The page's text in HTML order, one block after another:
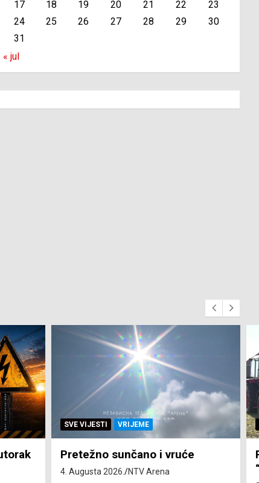
17
18 19 20 21 22
23
24
25 26 27 28 29
30
31
« jul
SVE VIJESTI ZEMLJA
Pravo na subvenciju za traktor
“Belarus” ostvarila 84 korisnika